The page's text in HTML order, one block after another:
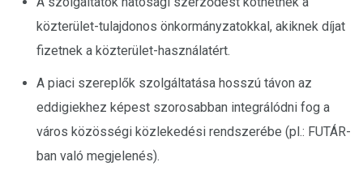
közterület-tulajdonos önkormányzatokkal, akiknek díjat
fizetnek a közterület-használatért.
A piaci szereplők szolgáltatása hosszú távon az
eddigiekhez képest szorosabban integrálódni fog a
város közösségi közlekedési rendszerébe (pl.: FUTÁR-
ban való megjelenés).